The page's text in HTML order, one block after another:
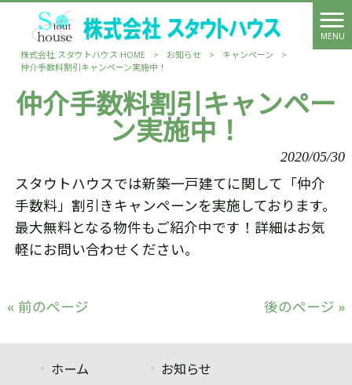
MENU
株式会社 スタウトハウス HOME
> お知らせ > キャンペーン
>
仲介手数料割引キャンペーン実施中！
仲介手数料割引キャンペー
ン実施中！
2020/05/30
スタウトハウスでは新築一戸建てに関して「仲介
手数料」割引きキャンペーンを実施しております。
最大無料となる物件もご紹介中です！詳細はお気
軽にお問い合わせください。
« 前のページ 後のページ »
ホーム
お知らせ